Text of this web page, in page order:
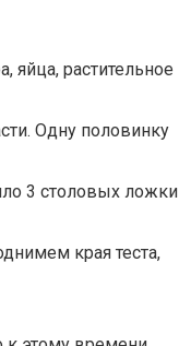
яйца, растительное
Одну половинку
3 столовых ложки
края теста,